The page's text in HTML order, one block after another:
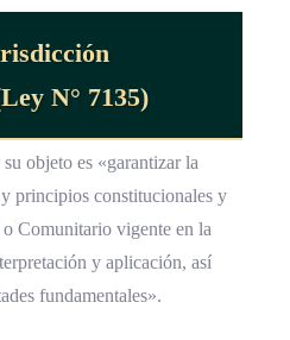
N° 7135)
objeto es «garantizar la
principios constitucionales y
Comunitario vigente en la
y aplicación, así
fundamentales».